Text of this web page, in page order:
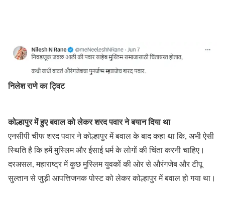
निलेश राणे का ट्विट
कोल्हापुर में हुए बवाल को लेकर शरद पवार ने बयान दिया था
एनसीपी चीफ शरद पवार ने कोल्हापुर में बवाल के बाद कहा था कि, अभी ऐसी
स्थिति है कि हमें मुस्लिम और ईसाई धर्म के लोगों की चिंता करनी चाहिए।
दरअसल, महाराष्ट्र में कुछ मुस्लिम युवकों की ओर से औरंगजेब और टीपू
सुल्तान से जुड़ी आपत्तिजनक पोस्ट को लेकर कोल्हापुर में बवाल हो गया था।